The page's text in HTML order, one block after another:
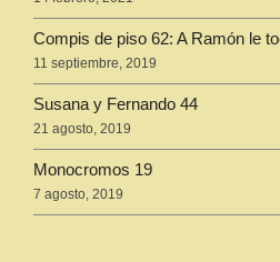
Compis de piso 62: A Ramón le
11 septiembre, 2019
Susana y Fernando 44
21 agosto, 2019
Monocromos 19
7 agosto, 2019